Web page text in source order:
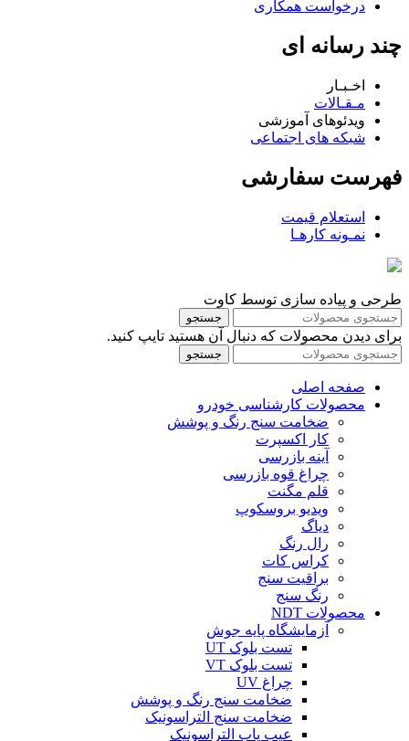
درخواست همکاری
چند رسانه ای
اخـبـار
مـقـالات
ویدئوهای آموزشی
شبکه های اجتماعی
فهرست سفارشی
استعلام قیمت
نمـونه کارهـا
طرحی و پیاده سازی توسط کاوت
جستجو
برای دیدن محصولات که دنبال آن هستید تایپ کنید.
جستجو
صفحه اصلی
محصولات کارشناسی خودرو
ضخامت سنج رنگ و پوشش
کار اکسپرت
آینه بازرسی
چراغ قوه بازرسی
قلم مگنت
ویدیو بروسکوپ
دیاگ
رال رنگ
کراس کات
براقیت سنج
رنگ سنج
محصولات NDT
آزمایشگاه پایه جوش
تست بلوک UT
تست بلوک VT
چراغ UV
ضخامت سنج رنگ و پوشش
ضخامت سنج التراسونیک
عیب یاب التراسونیک